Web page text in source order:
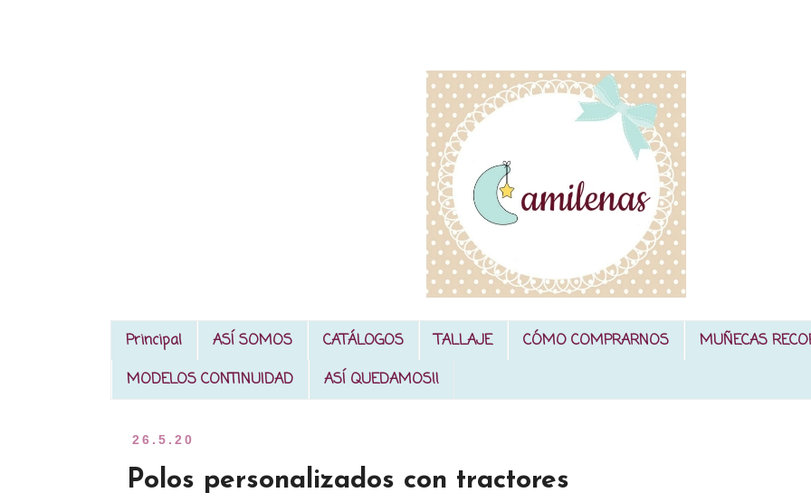
Principal ASÍ SOMOS CATÁLOGOS TALLAJE CÓMO COMPRARNOS
MUÑECAS
MODELOS CONTINUIDAD
ASÍ QUEDAMOS!!
26.5.20
Polos personalizados con tractores